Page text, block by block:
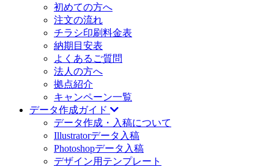
初めての方へ
注文の流れ
チラシ印刷料金表
納期目安表
よくあるご質問
法人の方へ
拠点紹介
キャンペーン一覧
データ作成ガイド
データ作成・入稿について
Illustratorデータ入稿
Photoshopデータ入稿
デザイン用テンプレート